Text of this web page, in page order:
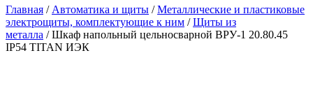
Главная / Автоматика и щиты /Металлические и пластиковые
электрощиты, комплектующие к ним /Щиты из
металла / Шкаф напольный цельносварной ВРУ-1 20.80.45
IP54 TITAN ИЭК